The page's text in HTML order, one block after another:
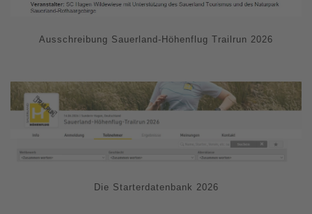
Ausschreibung Sauerland-Höhenflug Trailrun 2026
Die Starterdatenbank 2026